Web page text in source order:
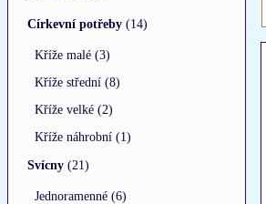
Církevní potřeby (14)
Kříže malé (3)
Kříže střední (8)
Kříže velké (2)
Kříže náhrobní (1)
Svícny (21)
Jednoramenné (6)